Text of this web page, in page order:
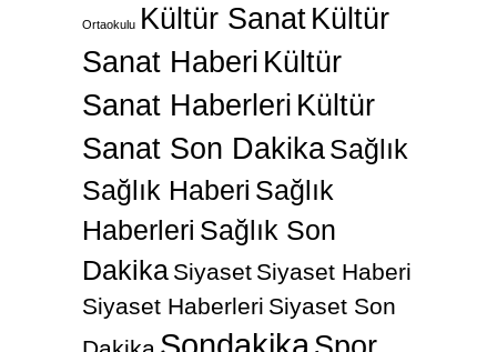
Ortaokulu Kültür SanatKültür
Sanat Haberi Kültür
Sanat Haberleri Kültür
Sanat Son DakikaSağlık
Sağlık Haberi Sağlık
Haberleri Sağlık Son
Dakika Siyaset Siyaset Haberi
Siyaset Haberleri Siyaset Son